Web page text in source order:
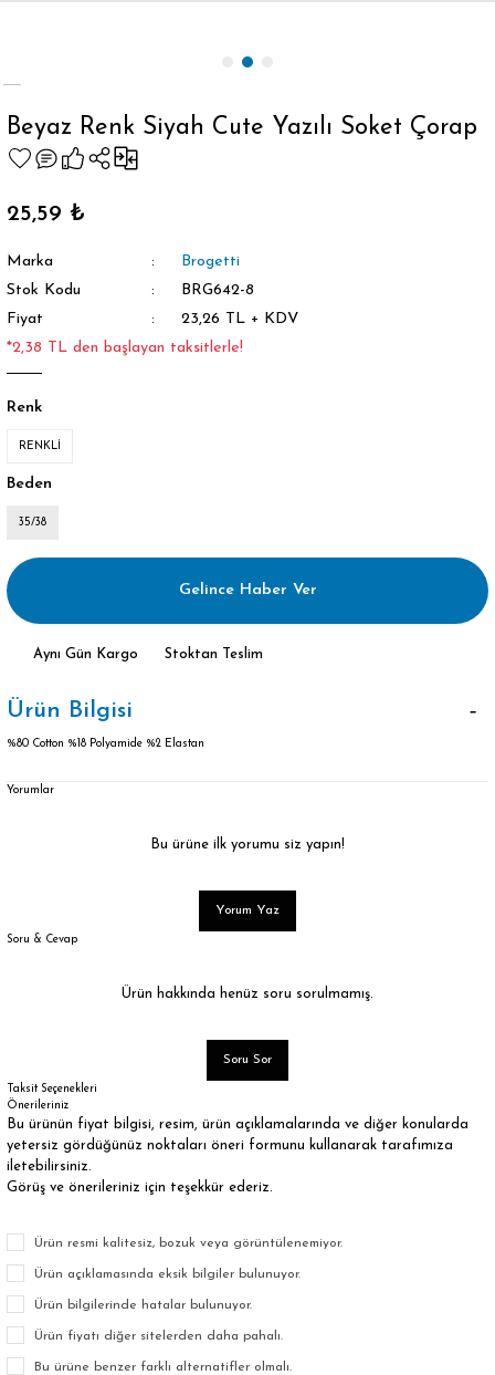
Beyaz Renk Siyah Cute Yazılı Soket Çorap
25,59 ₺
Marka
Brogetti
Stok Kodu
BRG642-8
Fiyat
23,26 TL + KDV
*2,38 TL den başlayan taksitlerle!
Renk
RENKLİ
Beden
35/38
Gelince Haber Ver
Aynı Gün Kargo Stoktan Teslim
Ürün Bilgisi
%80 Cotton %18 Polyamide %2 Elastan
Yorumlar
Bu ürüne ilk yorumu siz yapın!
Yorum Yaz
Soru & Cevap
Ürün hakkında henüz soru sorulmamış.
Soru Sor
Taksit Seçenekleri
Önerileriniz
Bu ürünün fiyat bilgisi, resim, ürün açıklamalarında ve diğer konularda
yetersiz gördüğünüz noktaları öneri formunu kullanarak tarafımıza
iletebilirsiniz.
Görüş ve önerileriniz için teşekkür ederiz.
Ürün resmi kalitesiz, bozuk veya görüntülenemiyor.
Ürün açıklamasında eksik bilgiler bulunuyor.
Ürün bilgilerinde hatalar bulunuyor.
Ürün fiyatı diğer sitelerden daha pahalı.
Bu ürüne benzer farklı alternatifler olmalı.